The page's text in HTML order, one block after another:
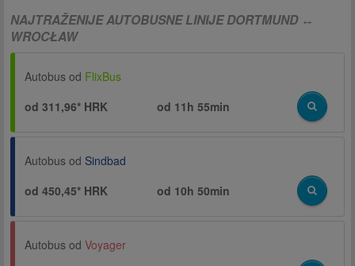
NAJTRAŽENIJE AUTOBUSNE LINIJE DORTMUND ↔
WROCŁAW
Autobus od FlixBus
od 311,96* HRK
od 11h 55min
Autobus od Sindbad
od 450,45* HRK
od 10h 50min
Autobus od Voyager